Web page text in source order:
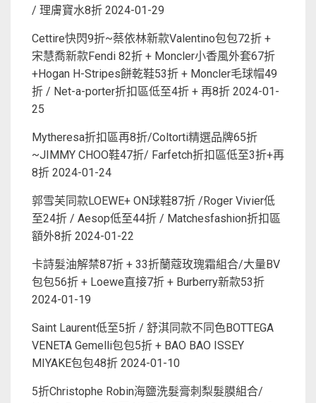
/ 理膚寶水8折 2024-01-29
Cettire快閃9折~蔡依林新款Valentino包包72折 +
宋慧喬新款Fendi 82折 + Moncler小香風外套67折
+Hogan H-Stripes餅乾鞋53折 + Moncler毛球帽49
折 / Net-a-porter折扣區低至4折 + 再8折 2024-01-
25
Mytheresa折扣區再8折/Coltorti精選品牌65折
~JIMMY CHOO鞋47折/ Farfetch折扣區低至3折+再
8折 2024-01-24
郭雪芙同款LOEWE+ ON球鞋87折 /Roger Vivier低
至24折 / Aesop低至44折 / Matchesfashion折扣區
額外8折 2024-01-22
卡詩髮油解禁87折 + 33折蘭蔻玫瑰霜組合/大量BV
包包56折 + Loewe直接7折 + Burberry新款53折
2024-01-19
Saint Laurent低至5折 / 舒淇同款不同色BOTTEGA
VENETA Gemelli包包5折 + BAO BAO ISSEY
MIYAKE包包48折 2024-01-10
5折Christophe Robin海鹽洗髮膏刺梨髮膜組合/